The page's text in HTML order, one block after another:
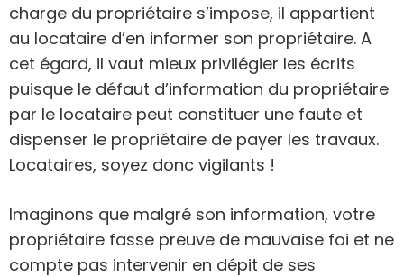
charge du propriétaire s’impose, il appartient
au locataire d’en informer son propriétaire. A
cet égard, il vaut mieux privilégier les écrits
puisque le défaut d’information du propriétaire
par le locataire peut constituer une faute et
dispenser le propriétaire de payer les travaux.
Locataires, soyez donc vigilants !
Imaginons que malgré son information, votre
propriétaire fasse preuve de mauvaise foi et ne
compte pas intervenir en dépit de ses